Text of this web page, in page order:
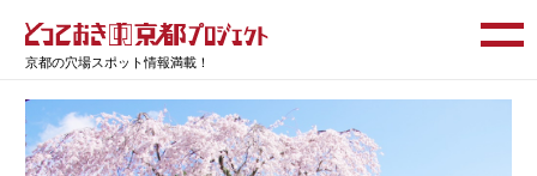
京都の穴場スポット情報満載！